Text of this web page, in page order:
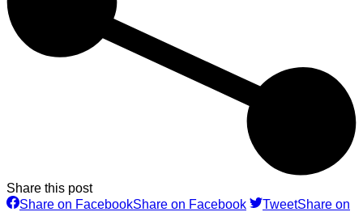
Share this post
Share on FacebookShare on Facebook TweetShare on